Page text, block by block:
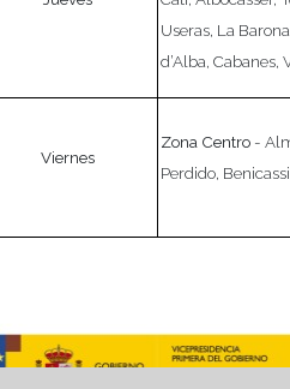
Useras, La
d’Alba, Cabanes,
Viernes
Zona Centro-
Perdido,